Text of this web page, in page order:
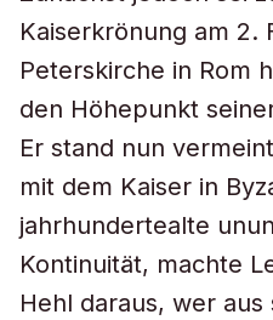
Kaiserkrönung am 2.
Peterskirche in Rom
den Höhepunkt
Er stand nun
mit dem Kaiser in
jahrhundertealte
Kontinuität, machte
Hehl daraus, wer aus